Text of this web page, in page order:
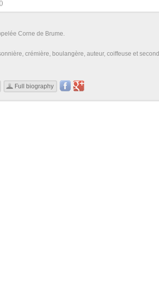
)
Corne de Brume.
crémière, boulangère, auteur, coiffeuse et
Full biography